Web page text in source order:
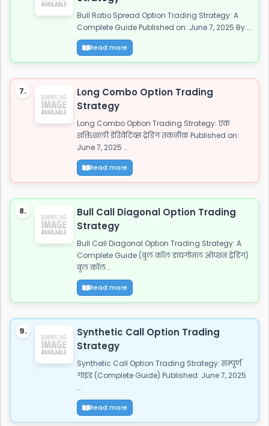
Bull Ratio Spread Option Trading Strategy: A
Complete Guide Published on: June 7, 2025 By:...
Read more
7.
Long Combo Option Trading
Strategy
Long Combo Option Trading Strategy: एक
शक्तिशाली डेरिवेटिव्स ट्रेडिंग तकनीक Published on:
June 7, 2025 ...
Read more
8.
Bull Call Diagonal Option Trading
Strategy
Bull Call Diagonal Option Trading Strategy: A
Complete Guide (बुल कॉल डायगोनल ऑप्शन ट्रेडिंग)
बुल कॉल...
Read more
9.
Synthetic Call Option Trading
Strategy
Synthetic Call Option Trading Strategy: सम्पूर्ण
गाइड (Complete Guide) Published: June 7, 2025
...
Read more